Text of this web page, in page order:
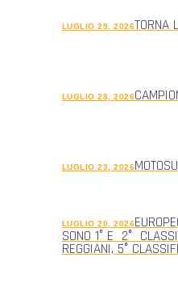
LUGLIO 29, 2026TORNA
LUGLIO 28, 2026
LUGLIO 23, 2026
LUGLIO 20, 2026
SONO 1° E 2°
REGGIANI, 5°